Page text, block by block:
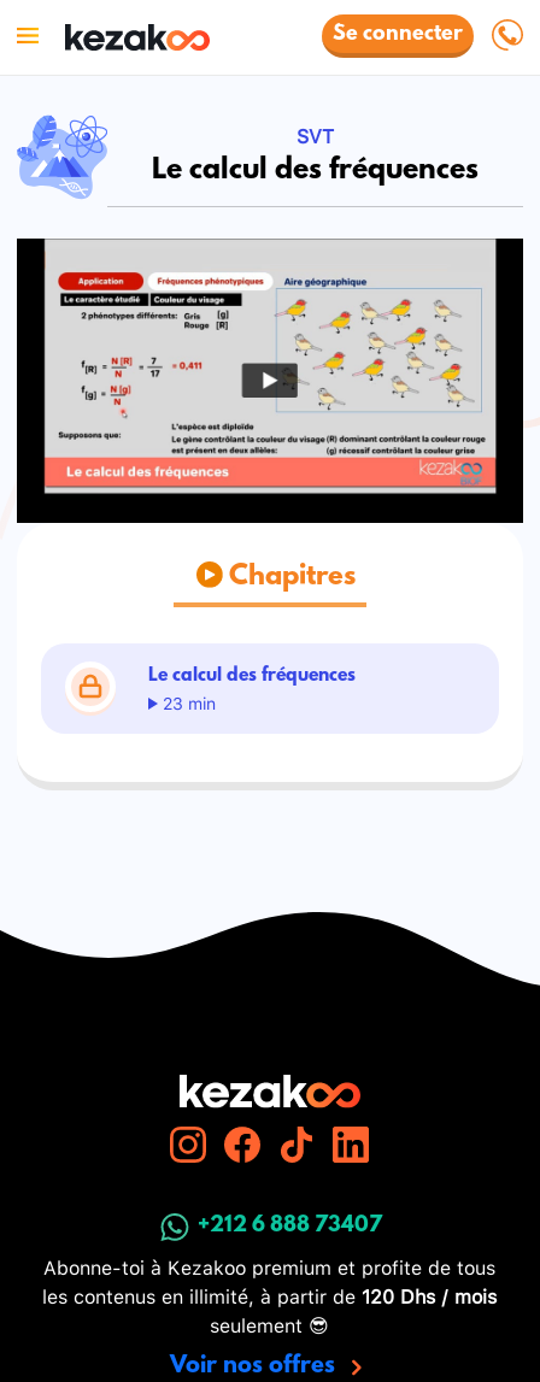
Se connecter
SVT
Le calcul des fréquences
Chapitres
Le calcul des fréquences
23 min
+212 6 888 73407
Abonne-toi à Kezakoo premium et profite de tous
les contenus en illimité, à partir de 120 Dhs / mois
seulement 😎
Voir nos offres